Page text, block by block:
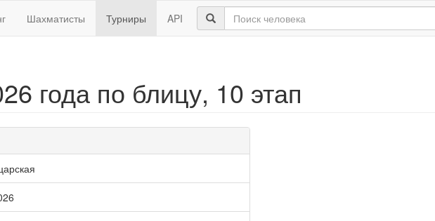
Шахматисты Турниры API
года по блицу, 10 этап